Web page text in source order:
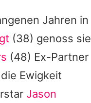
Jahren in
(38) genoss sie
(48) Ex-Partner
Ewigkeit
Jason